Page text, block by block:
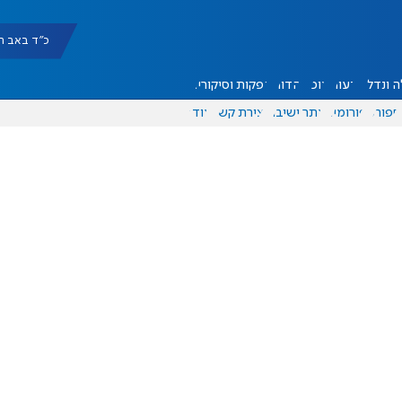
כ"ד באב תשפ"ו
ונדל"ן דעות אוכל יהדות הפקות וסיקורים
ספורט פורומים אתר ישיבה יצירת קשר עוד